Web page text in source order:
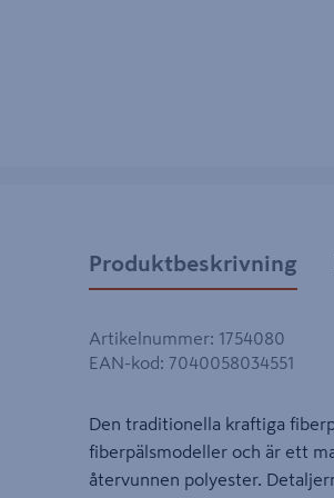
Produktbeskrivning
Artikelnummer: 1754080
EAN-kod: 7040058034551
Den traditionella kraftiga
fiberpälsmodeller och är ett
återvunnen polyester.